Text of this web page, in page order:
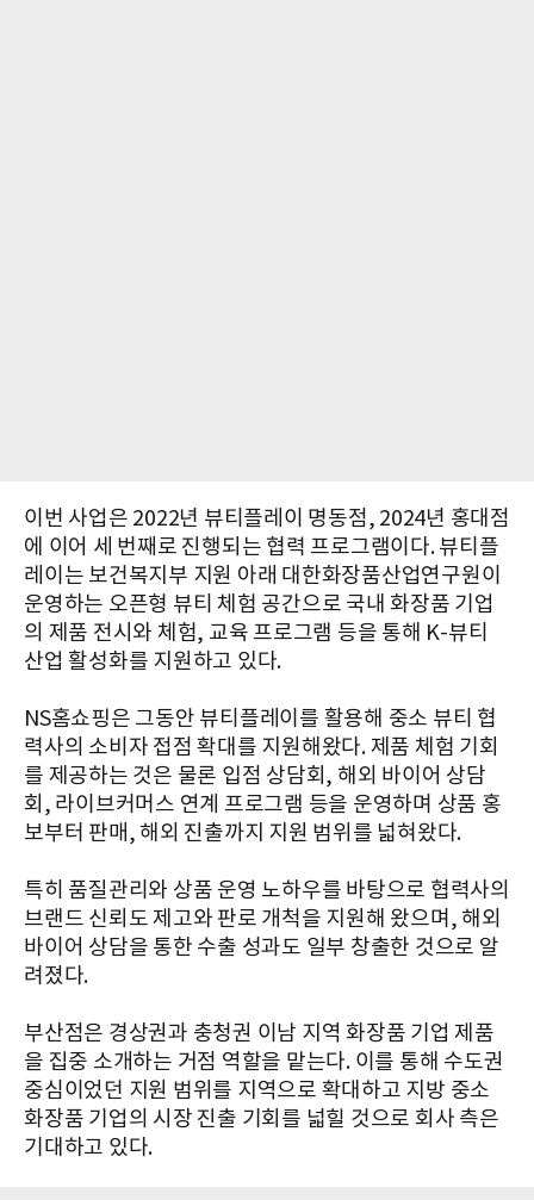
이번 사업은 2022년 뷰티플레이 명동점, 2024년 홍대점
에 이어 세 번째로 진행되는 협력 프로그램이다. 뷰티플
레이는 보건복지부 지원 아래 대한화장품산업연구원이
운영하는 오픈형 뷰티 체험 공간으로 국내 화장품 기업
의 제품 전시와 체험, 교육 프로그램 등을 통해 K-뷰티
산업 활성화를 지원하고 있다.
NS홈쇼핑은 그동안 뷰티플레이를 활용해 중소 뷰티 협
력사의 소비자 접점 확대를 지원해왔다. 제품 체험 기회
를 제공하는 것은 물론 입점 상담회, 해외 바이어 상담
회, 라이브커머스 연계 프로그램 등을 운영하며 상품 홍
보부터 판매, 해외 진출까지 지원 범위를 넓혀왔다.
특히 품질관리와 상품 운영 노하우를 바탕으로 협력사의
브랜드 신뢰도 제고와 판로 개척을 지원해 왔으며, 해외
바이어 상담을 통한 수출 성과도 일부 창출한 것으로 알
려졌다.
부산점은 경상권과 충청권 이남 지역 화장품 기업 제품
을 집중 소개하는 거점 역할을 맡는다. 이를 통해 수도권
중심이었던 지원 범위를 지역으로 확대하고 지방 중소
화장품 기업의 시장 진출 기회를 넓힐 것으로 회사 측은
기대하고 있다.